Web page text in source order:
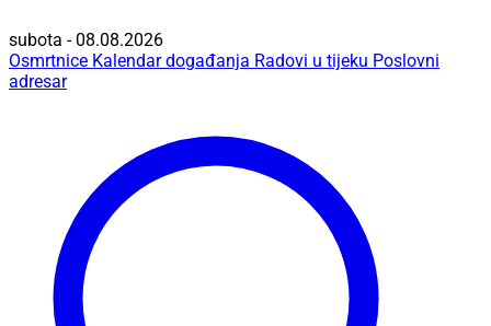
subota - 08.08.2026
Osmrtnice Kalendar događanja Radovi u tijeku Poslovni
adresar